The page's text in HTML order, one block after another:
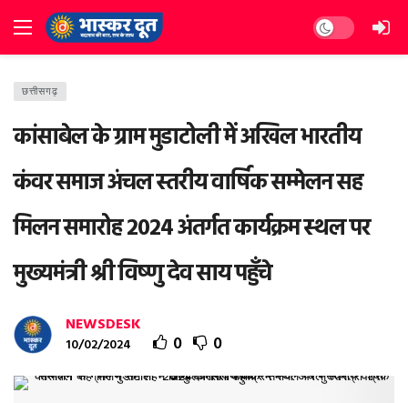
Dark mode
छत्तीसगढ़
कांसाबेल के ग्राम मुडाटोली में अखिल भारतीय
कंवर समाज अंचल स्तरीय वार्षिक सम्मेलन सह
मिलन समारोह 2024 अंतर्गत कार्यक्रम स्थल पर
मुख्यमंत्री श्री विष्णु देव साय पहुँचे
NEWSDESK
10/02/2024 0 0